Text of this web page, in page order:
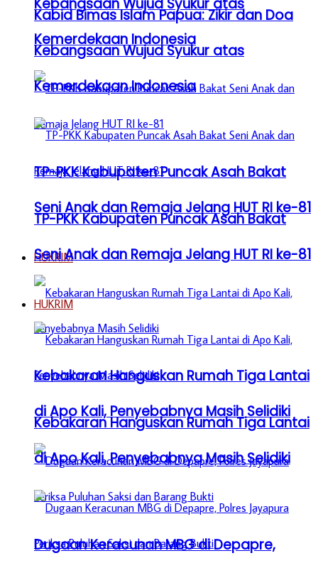
Kemerdekaan Indonesia
TP-PKK Kabupaten Puncak Asah Bakat
Seni Anak dan Remaja Jelang HUT RI ke-81
HUKRIM
Kebakaran Hanguskan Rumah Tiga Lantai
di Apo Kali, Penyebabnya Masih Selidiki
Dugaan Keracunan MBG di Depapre,
Kabid Bimas Islam Papua: Zikir dan Doa
Kebangsaan Wujud Syukur atas
Kemerdekaan Indonesia
TP-PKK Kabupaten Puncak Asah Bakat
Seni Anak dan Remaja Jelang HUT RI ke-81
HUKRIM
Kebakaran Hanguskan Rumah Tiga Lantai
di Apo Kali, Penyebabnya Masih Selidiki